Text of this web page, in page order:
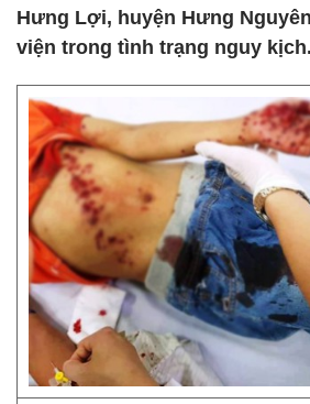
Hưng Lợi, huyện Hưng
viện trong tình trạng nguy kịch.